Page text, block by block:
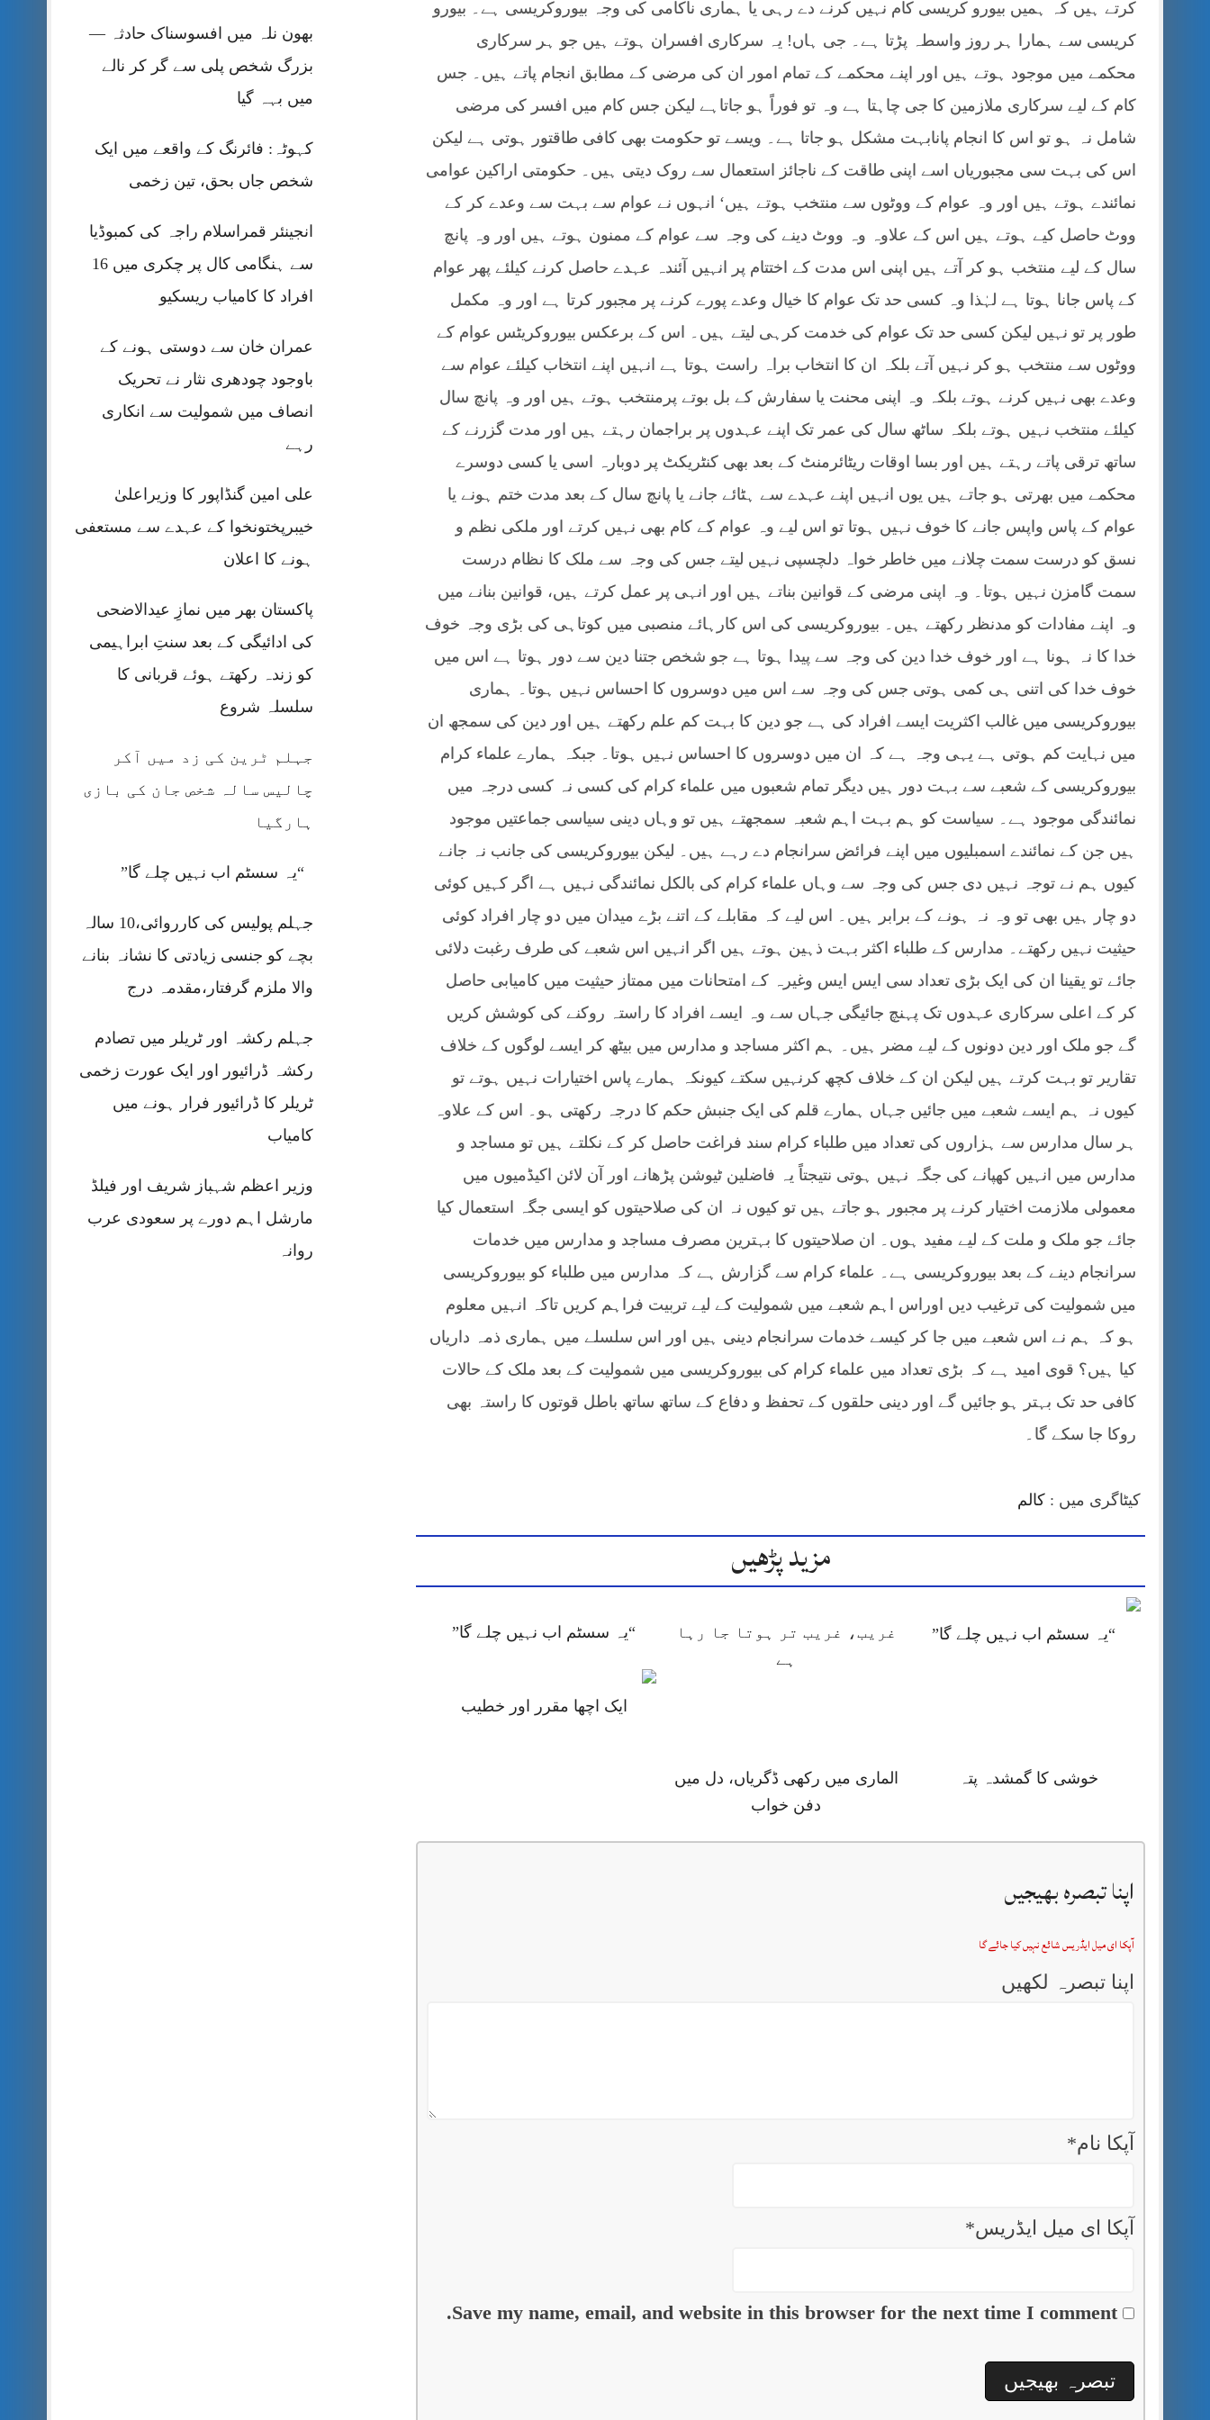
بھون نلہ میں افسوسناک حادثہ —
بزرگ شخص پلی سے گر کر نالے
میں بہہ گیا
کہوٹہ: فائرنگ کے واقعے میں ایک
شخص جاں بحق، تین زخمی
انجینئر قمراسلام راجہ کی کمبوڈیا
سے ہنگامی کال پر چکری میں 16
افراد کا کامیاب ریسکیو
عمران خان سے دوستی ہونے کے
باوجود چودھری نثار نے تحریک
انصاف میں شمولیت سے انکاری
رہے
علی امین گنڈاپور کا وزیراعلیٰ
خیبرپختونخوا کے عہدے سے مستعفی
ہونے کا اعلان
پاکستان بھر میں نمازِ عیدالاضحی
کی ادائیگی کے بعد سنتِ ابراہیمی
کو زندہ رکھتے ہوئے قربانی کا
سلسلہ شروع
جہلم ٹرین کی زد میں آکر
چالیس سالہ شخص جان کی بازی
ہارگیا
“یہ سسٹم اب نہیں چلے گا”
جہلم پولیس کی کارروائی،10 سالہ
بچے کو جنسی زیادتی کا نشانہ بنانے
والا ملزم گرفتار،مقدمہ درج
جہلم رکشہ اور ٹریلر میں تصادم
رکشہ ڈرائیور اور ایک عورت زخمی
ٹریلر کا ڈرائیور فرار ہونے میں
کامیاب
وزیر اعظم شہباز شریف اور فیلڈ
مارشل اہم دورے پر سعودی عرب
روانہ
کرتے ہیں کہ ہمیں بیورو کریسی کام نہیں کرنے دے رہی یا ہماری ناکامی کی وجہ بیوروکریسی ہے۔ بیورو
کریسی سے ہمارا ہر روز واسطہ پڑتا ہے۔ جی ہاں! یہ سرکاری افسران ہوتے ہیں جو ہر سرکاری
محکمے میں موجود ہوتے ہیں اور اپنے محکمے کے تمام امور ان کی مرضی کے مطابق انجام پاتے ہیں۔ جس
کام کے لیے سرکاری ملازمین کا جی چاہتا ہے وہ تو فوراً ہو جاتاہے لیکن جس کام میں افسر کی مرضی
شامل نہ ہو تو اس کا انجام پانابہت مشکل ہو جاتا ہے۔ ویسے تو حکومت بھی کافی طاقتور ہوتی ہے لیکن
اس کی بہت سی مجبوریاں اسے اپنی طاقت کے ناجائز استعمال سے روک دیتی ہیں۔ حکومتی اراکین عوامی
نمائندے ہوتے ہیں اور وہ عوام کے ووٹوں سے منتخب ہوتے ہیں‘ انہوں نے عوام سے بہت سے وعدے کر کے
ووٹ حاصل کیے ہوتے ہیں اس کے علاوہ وہ ووٹ دینے کی وجہ سے عوام کے ممنون ہوتے ہیں اور وہ پانچ
سال کے لیے منتخب ہو کر آتے ہیں اپنی اس مدت کے اختتام پر انہیں آئندہ عہدے حاصل کرنے کیلئے پھر عوام
کے پاس جانا ہوتا ہے لہٰذا وہ کسی حد تک عوام کا خیال وعدے پورے کرنے پر مجبور کرتا ہے اور وہ مکمل
طور پر تو نہیں لیکن کسی حد تک عوام کی خدمت کرہی لیتے ہیں۔ اس کے برعکس بیوروکریٹس عوام کے
ووٹوں سے منتخب ہو کر نہیں آتے بلکہ ان کا انتخاب براہ راست ہوتا ہے انہیں اپنے انتخاب کیلئے عوام سے
وعدے بھی نہیں کرنے ہوتے بلکہ وہ اپنی محنت یا سفارش کے بل بوتے پرمنتخب ہوتے ہیں اور وہ پانچ سال
کیلئے منتخب نہیں ہوتے بلکہ ساٹھ سال کی عمر تک اپنے عہدوں پر براجمان رہتے ہیں اور مدت گزرنے کے
ساتھ ترقی پاتے رہتے ہیں اور بسا اوقات ریٹائرمنٹ کے بعد بھی کنٹریکٹ پر دوبارہ اسی یا کسی دوسرے
محکمے میں بھرتی ہو جاتے ہیں یوں انہیں اپنے عہدے سے ہٹائے جانے یا پانچ سال کے بعد مدت ختم ہونے یا
عوام کے پاس واپس جانے کا خوف نہیں ہوتا تو اس لیے وہ عوام کے کام بھی نہیں کرتے اور ملکی نظم و
نسق کو درست سمت چلانے میں خاطر خواہ دلچسپی نہیں لیتے جس کی وجہ سے ملک کا نظام درست
سمت گامزن نہیں ہوتا۔ وہ اپنی مرضی کے قوانین بناتے ہیں اور انہی پر عمل کرتے ہیں، قوانین بنانے میں
وہ اپنے مفادات کو مدنظر رکھتے ہیں۔ بیوروکریسی کی اس کارہائے منصبی میں کوتاہی کی بڑی وجہ خوف
خدا کا نہ ہونا ہے اور خوف خدا دین کی وجہ سے پیدا ہوتا ہے جو شخص جتنا دین سے دور ہوتا ہے اس میں
خوف خدا کی اتنی ہی کمی ہوتی جس کی وجہ سے اس میں دوسروں کا احساس نہیں ہوتا۔ ہماری
بیوروکریسی میں غالب اکثریت ایسے افراد کی ہے جو دین کا بہت کم علم رکھتے ہیں اور دین کی سمجھ ان
میں نہایت کم ہوتی ہے یہی وجہ ہے کہ ان میں دوسروں کا احساس نہیں ہوتا۔ جبکہ ہمارے علماء کرام
بیوروکریسی کے شعبے سے بہت دور ہیں دیگر تمام شعبوں میں علماء کرام کی کسی نہ کسی درجہ میں
نمائندگی موجود ہے۔ سیاست کو ہم بہت اہم شعبہ سمجھتے ہیں تو وہاں دینی سیاسی جماعتیں موجود
ہیں جن کے نمائندے اسمبلیوں میں اپنے فرائض سرانجام دے رہے ہیں۔ لیکن بیوروکریسی کی جانب نہ جانے
کیوں ہم نے توجہ نہیں دی جس کی وجہ سے وہاں علماء کرام کی بالکل نمائندگی نہیں ہے اگر کہیں کوئی
دو چار ہیں بھی تو وہ نہ ہونے کے برابر ہیں۔ اس لیے کہ مقابلے کے اتنے بڑے میدان میں دو چار افراد کوئی
حیثیت نہیں رکھتے۔ مدارس کے طلباء اکثر بہت ذہین ہوتے ہیں اگر انہیں اس شعبے کی طرف رغبت دلائی
جائے تو یقینا ان کی ایک بڑی تعداد سی ایس ایس وغیرہ کے امتحانات میں ممتاز حیثیت میں کامیابی حاصل
کر کے اعلی سرکاری عہدوں تک پہنچ جائیگی جہاں سے وہ ایسے افراد کا راستہ روکنے کی کوشش کریں
گے جو ملک اور دین دونوں کے لیے مضر ہیں۔ ہم اکثر مساجد و مدارس میں بیٹھ کر ایسے لوگوں کے خلاف
تقاریر تو بہت کرتے ہیں لیکن ان کے خلاف کچھ کرنہیں سکتے کیونکہ ہمارے پاس اختیارات نہیں ہوتے تو
کیوں نہ ہم ایسے شعبے میں جائیں جہاں ہمارے قلم کی ایک جنبش حکم کا درجہ رکھتی ہو۔ اس کے علاوہ
ہر سال مدارس سے ہزاروں کی تعداد میں طلباء کرام سند فراغت حاصل کر کے نکلتے ہیں تو مساجد و
مدارس میں انہیں کھپانے کی جگہ نہیں ہوتی نتیجتاً یہ فاضلین ٹیوشن پڑھانے اور آن لائن اکیڈمیوں میں
معمولی ملازمت اختیار کرنے پر مجبور ہو جاتے ہیں تو کیوں نہ ان کی صلاحیتوں کو ایسی جگہ استعمال کیا
جائے جو ملک و ملت کے لیے مفید ہوں۔ ان صلاحیتوں کا بہترین مصرف مساجد و مدارس میں خدمات
سرانجام دینے کے بعد بیوروکریسی ہے۔ علماء کرام سے گزارش ہے کہ مدارس میں طلباء کو بیوروکریسی
میں شمولیت کی ترغیب دیں اوراس اہم شعبے میں شمولیت کے لیے تربیت فراہم کریں تاکہ انہیں معلوم
ہو کہ ہم نے اس شعبے میں جا کر کیسے خدمات سرانجام دینی ہیں اور اس سلسلے میں ہماری ذمہ داریاں
کیا ہیں؟ قوی امید ہے کہ بڑی تعداد میں علماء کرام کی بیوروکریسی میں شمولیت کے بعد ملک کے حالات
کافی حد تک بہتر ہو جائیں گے اور دینی حلقوں کے تحفظ و دفاع کے ساتھ ساتھ باطل قوتوں کا راستہ بھی
روکا جا سکے گا۔
کیٹاگری میں : کالم
مزید پڑھیں
“یہ سسٹم اب نہیں چلے گا”
غریب، غریب تر ہوتا جا رہا
ہے
“یہ سسٹم اب نہیں چلے گا”
ایک اچھا مقرر اور خطیب
خوشی کا گمشدہ پتہ
الماری میں رکھی ڈگریاں، دل میں
دفن خواب
اپنا تبصرہ بھیجیں
آپکا ای میل ایڈریس شائع نہیں کیا جائے گا
اپنا تبصرہ لکھیں
آپکا نام*
آپکا ای میل ایڈریس*
Save my name, email, and website in this browser for the next time I comment.